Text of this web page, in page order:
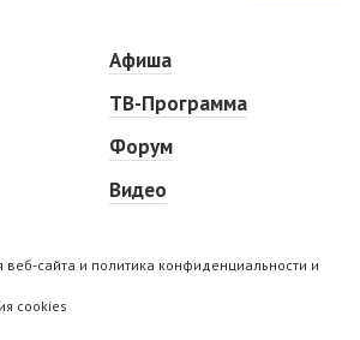
Афиша
ТВ-Программа
Форум
Видео
веб-сайта и политика конфиденциальности и
cookies